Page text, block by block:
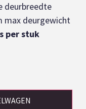
deurbreedte
max deurgewicht
per stuk